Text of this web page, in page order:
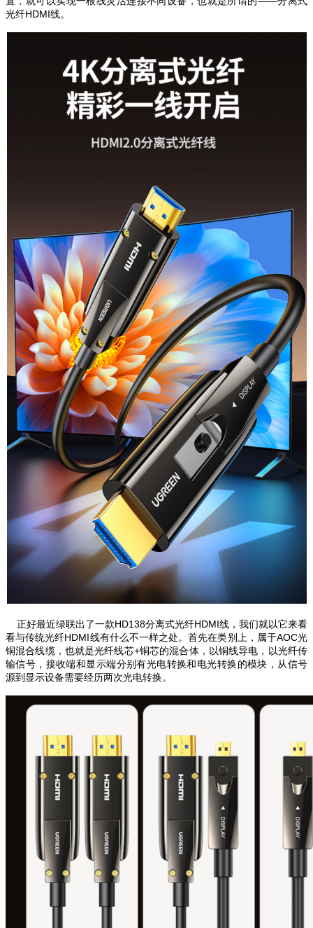
光纤HDMI线。
正好最近绿联出了一款HD138分离式光纤HDMI线，我们就以它来看
看与传统光纤HDMI线有什么不一样之处。首先在类别上，属于AOC光
铜混合线缆，也就是光纤线芯+铜芯的混合体，以铜线导电，以光纤传
输信号，接收端和显示端分别有光电转换和电光转换的模块，从信号
源到显示设备需要经历两次光电转换。